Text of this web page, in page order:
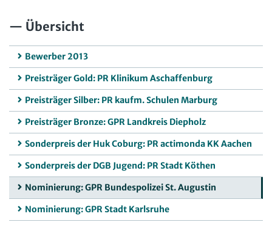
Übersicht
Bewerber 2013
Preisträger Gold: PR Klinikum Aschaffenburg
Preisträger Silber: PR kaufm. Schulen Marburg
Preisträger Bronze: GPR Landkreis Diepholz
Sonderpreis der Huk Coburg: PR actimonda KK Aachen
Sonderpreis der DGB Jugend: PR Stadt Köthen
Nominierung: GPR Bundespolizei St. Augustin
Nominierung: GPR Stadt Karlsruhe